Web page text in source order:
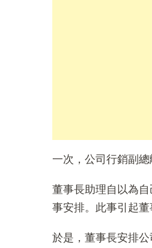
一次，公司行銷副
董事長助理自以為
事安排。此事引起
於是，董事長安排